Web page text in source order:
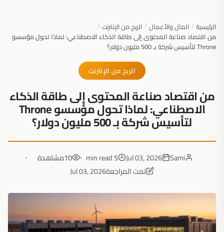
الرئيسية / المال والأعمال / الربح من الإنترنت /
من اقتصاد صناعة المحتوى إلى طاقة الذكاء الاصطناعي: لماذا تحول مؤسسو
Throne لتأسيس شركة بـ 500 مليون دولار؟
الربح من الإنترنت
من اقتصاد صناعة المحتوى إلى طاقة الذكاء
الاصطناعي: لماذا تحول مؤسسو Throne
لتأسيس شركة بـ 500 مليون دولار؟
Sami
Jul 03, 2026
5 min read
10مشاهدة
تمت المراجعةJul 03, 2026